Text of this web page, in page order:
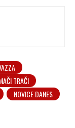
TRAČI
NOVICE DANES